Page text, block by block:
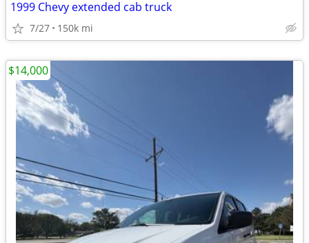
1999 Chevy extended cab truck
7/27 150k mi
$14,000